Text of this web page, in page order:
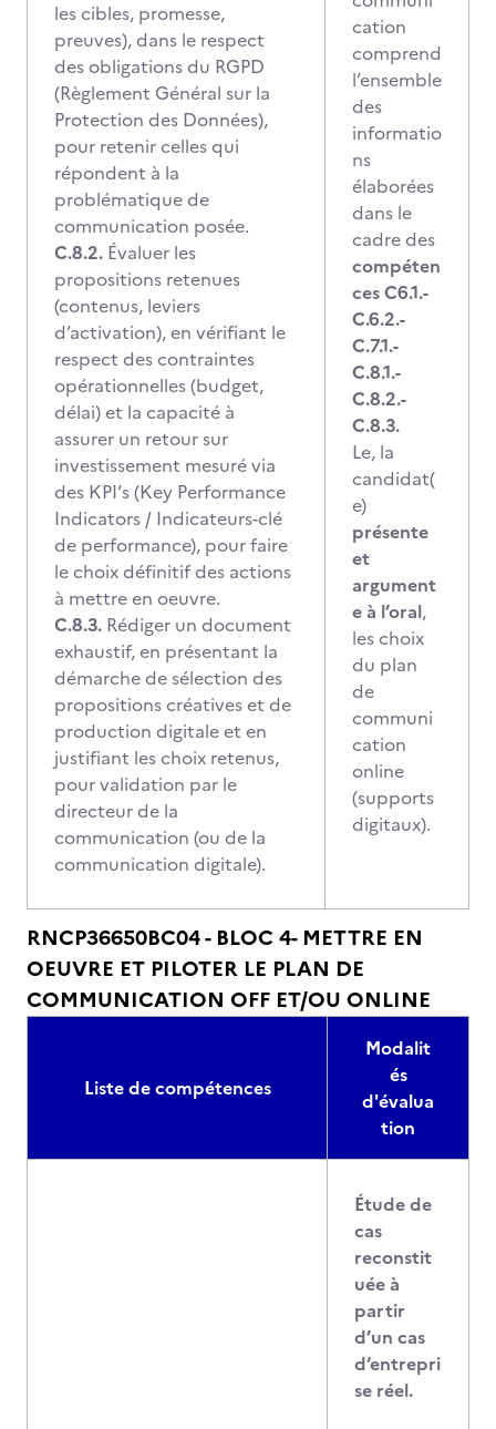
les cibles, promesse,
preuves), dans le respect
des obligations du RGPD
(Règlement Général sur la
Protection des Données),
pour retenir celles qui
répondent à la
problématique de
communication posée.
C.8.2. Évaluer les
propositions retenues
(contenus, leviers
d’activation), en vérifiant le
respect des contraintes
opérationnelles (budget,
délai) et la capacité à
assurer un retour sur
investissement mesuré via
des KPI’s (Key Performance
Indicators / Indicateurs-clé
de performance), pour faire
le choix définitif des actions
à mettre en oeuvre.
C.8.3. Rédiger un document
exhaustif, en présentant la
démarche de sélection des
propositions créatives et de
production digitale et en
justifiant les choix retenus,
pour validation par le
directeur de la
communication (ou de la
communication digitale).
cation
comprend
l’ensemble
des
informatio
ns
élaborées
dans le
cadre des
compéten
ces C6.1.-
C.6.2.-
C.7.1.-
C.8.1.-
C.8.2.-
C.8.3.
Le, la
candidat(
e)
présente
et
argument
e à l’oral,
les choix
du plan
de
communi
cation
online
(supports
digitaux).
RNCP36650BC04 - BLOC 4- METTRE EN
OEUVRE ET PILOTER LE PLAN DE
COMMUNICATION OFF ET/OU ONLINE
Liste de compétences
Modalit
és
d'évalua
tion
Étude de
cas
reconstit
uée à
partir
d’un cas
d‘entrepri
se réel.